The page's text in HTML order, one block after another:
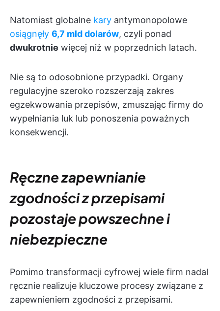
Natomiast globalne kary antymonopolowe
osiągnęły 6,7 mld dolarów, czyli ponad
dwukrotnie więcej niż w poprzednich latach.
Nie są to odosobnione przypadki. Organy
regulacyjne szeroko rozszerzają zakres
egzekwowania przepisów, zmuszając firmy do
wypełniania luk lub ponoszenia poważnych
konsekwencji.
Ręczne zapewnianie
zgodności z przepisami
pozostaje powszechne i
niebezpieczne
Pomimo transformacji cyfrowej wiele firm nadal
ręcznie realizuje kluczowe procesy związane z
zapewnieniem zgodności z przepisami.